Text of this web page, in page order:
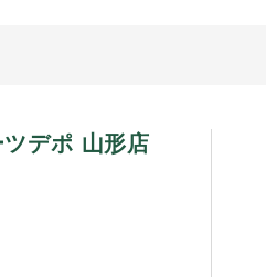
ツデポ 山形店